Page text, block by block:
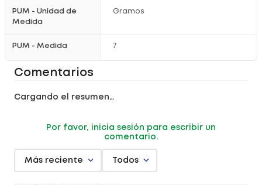
PUM - Unidad de
Medida
Gramos
PUM - Medida 7
Comentarios
Cargando el resumen…
Por favor, inicia sesión para escribir un
comentario.
Más reciente Todos